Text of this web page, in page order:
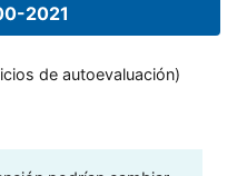
2021
de autoevaluación)